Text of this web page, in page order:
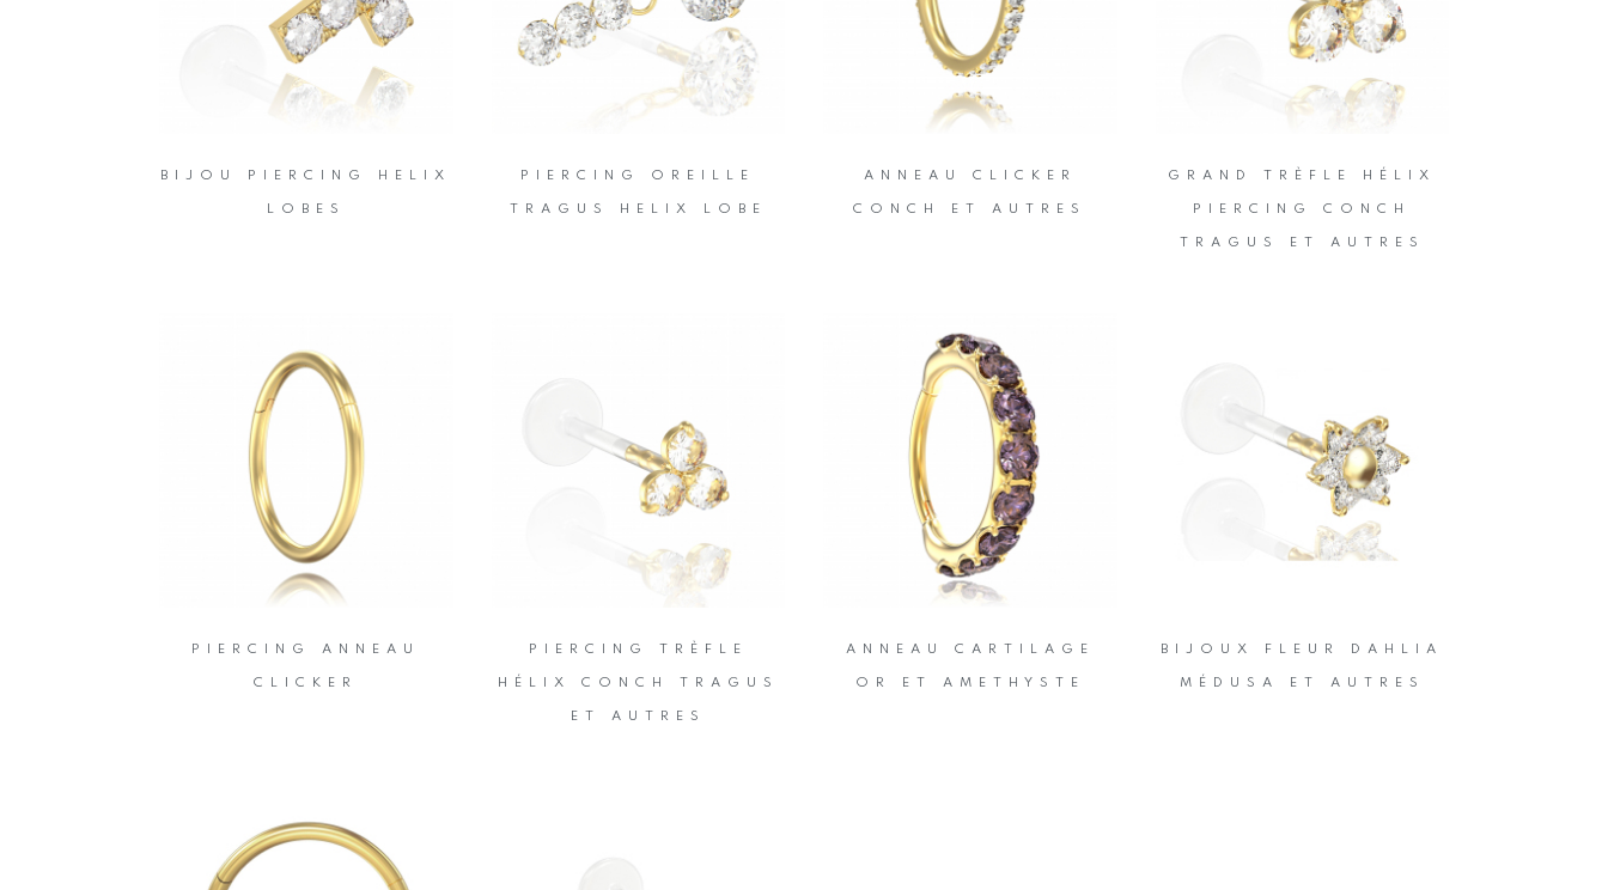
BIJOU PIERCING HELIX
LOBES
PIERCING OREILLE
TRAGUS HELIX LOBE
ANNEAU CLICKER
CONCH ET AUTRES
GRAND TRÈFLE HÉLIX
PIERCING CONCH
TRAGUS ET AUTRES
PIERCING ANNEAU
CLICKER
PIERCING TRÈFLE
HÉLIX CONCH TRAGUS
ET AUTRES
ANNEAU CARTILAGE
OR ET AMETHYSTE
BIJOUX FLEUR DAHLIA
MÉDUSA ET AUTRES